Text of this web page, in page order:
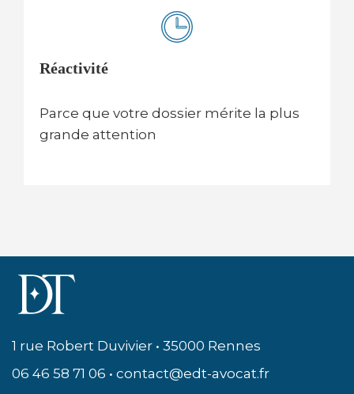
Réactivité
Parce que votre dossier mérite la plus
grande attention
1 rue Robert Duvivier • 35000 Rennes
06 46 58 71 06 • contact@edt-avocat.fr